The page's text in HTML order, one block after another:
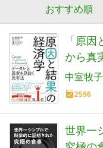
おすすめ順
「原
から真
中室牧子
2596
世界一